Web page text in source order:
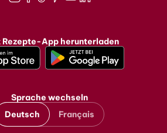
Rezepte-App herunterladen
Sprache wechseln
Deutsch
Français